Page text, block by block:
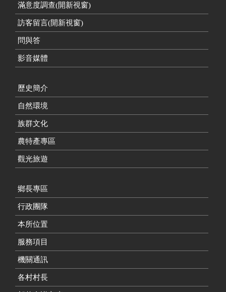
滿意度調查(開新視窗)
訪客留言(開新視窗)
問與答
影音媒體
歷史簡介
自然環境
族群文化
農特產專區
觀光旅遊
鄉長專區
行政團隊
本所位置
服務項目
機關通訊
各村村長